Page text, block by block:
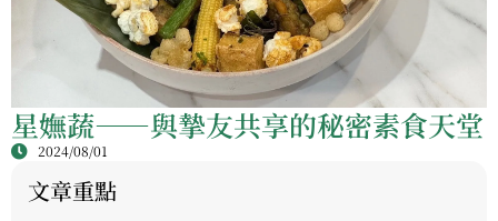
星嫵蔬——與摯友共享的秘密素食天堂
2024/08/01
文章重點